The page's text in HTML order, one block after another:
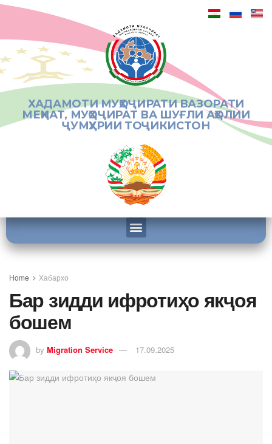
ХАДАМОТИ МУҲОҶИРАТИ ВАЗОРАТИ
МЕҲНАТ, МУҲОҶИРАТ ВА ШУҒЛИ АҲОЛИИ
ҶУМҲУРИИ ТОҶИКИСТОН
Home Хабархо
Бар зидди ифротиҳо якҷоя
бошем
by Migration Service 17.09.2025